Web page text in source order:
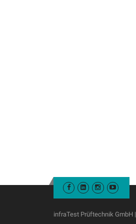
infraTest Prüftechnik GmbH |